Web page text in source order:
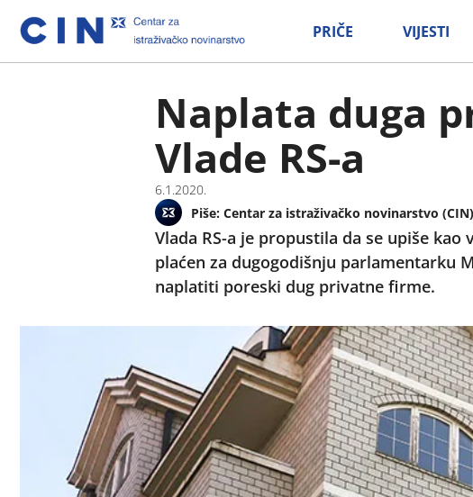
PRIČE VIJESTI
Naplata duga
Vlade RS-a
6.1.2020.
Piše: Centar za istraživačko novinarstvo (CIN)
Vlada RS-a je propustila da se upiše
plaćen za dugogodišnju parlamentarku
naplatiti poreski dug privatne firme.